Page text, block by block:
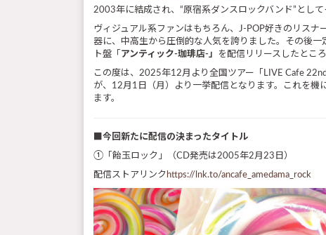
2003年に結成され、“原宿系ダンスロックバンド”とし
ヴィジュアル系ファンはもちろん、J-POP好きのリス
器に、中高生から圧倒的な人気を誇りました。その後
ト盤「 アンティック-珈琲店-」 を配信リリースしたとこ
この度は、2025年12月より全国ツアー「LIVE Cafe
が、12月1日（月）より一挙配信となります。これを
ます。
■今回新たに配信の決まったタイトル
①「飴玉ロック」（CD発売は2005年2月23日）
配信ストアリンク https://lnk.to/ancafe_amedama_rock